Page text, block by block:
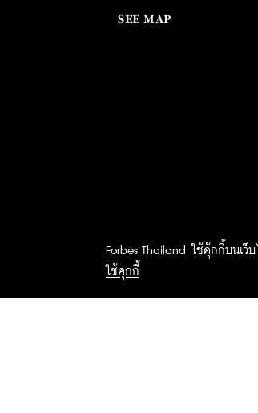
Forbes Thailand ใช้คุ้กกี้บนเว็
ใช้คุกกี้
SEE MAP